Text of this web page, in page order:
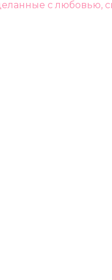
с любовью,